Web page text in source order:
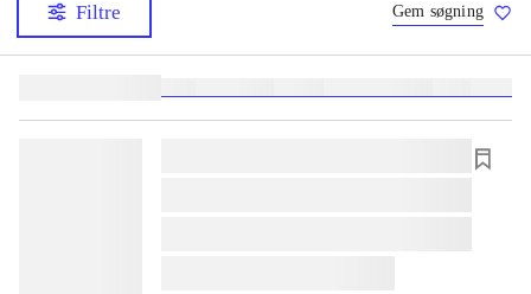
Filtre Gem søgning
lorem ipsum dolor sit amet ...